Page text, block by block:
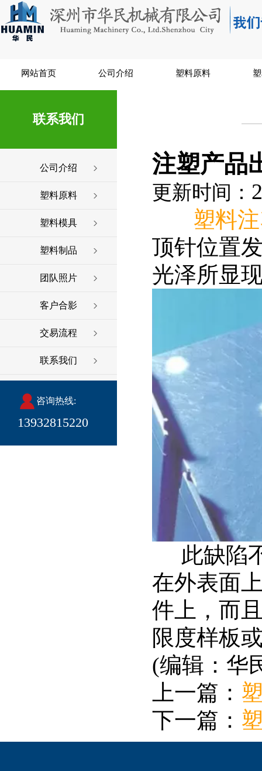
网站首页 公司介绍 塑料原料
联系我们
公司介绍
塑料原料
塑料模具
塑料制品
团队照片
客户合影
交易流程
联系我们
咨询热线:
13932815220
注塑产品
更新时间：
塑料
顶针位置
光泽所显
此缺陷
在外表面
件上，而
限度样板
(编辑：华
上一篇：
下一篇：